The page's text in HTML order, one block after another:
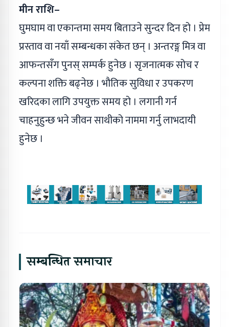
मीन राशि–
घुमघाम वा एकान्तमा समय बिताउने सुन्दर दिन हो । प्रेम
प्रस्ताव वा नयाँ सम्बन्धका संकेत छन् । अन्तरङ्ग मित्र वा
आफन्तसँग पुनस् सम्पर्क हुनेछ । सृजनात्मक सोच र
कल्पना शक्ति बढ्नेछ । भौतिक सुविधा र उपकरण
खरिदका लागि उपयुक्त समय हो । लगानी गर्न
चाहनुहुन्छ भने जीवन साथीको नाममा गर्नु लाभदायी
हुनेछ ।
सम्बन्धित समाचार